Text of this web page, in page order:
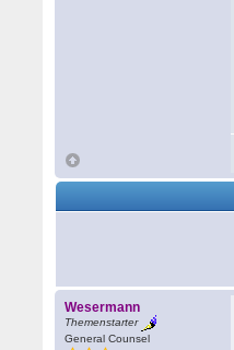
Wesermann
Themenstarter
General Counsel